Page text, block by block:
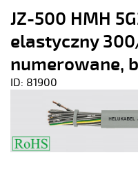
JZ-500 HMH
elastyczny
numerowane,
ID: 81900